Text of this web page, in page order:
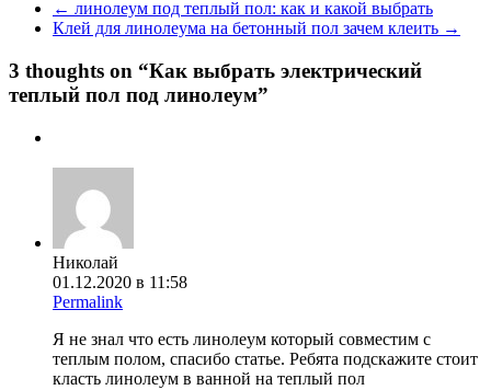
← линолеум под теплый пол: как и какой выбрать
Клей для линолеума на бетонный пол зачем клеить →
3 thoughts on “Как выбрать электрический
теплый пол под линолеум”
Николай
01.12.2020 в 11:58
Permalink
Я не знал что есть линолеум который совместим с
теплым полом, спасибо статье. Ребята подскажите стоит
класть линолеум в ванной на теплый пол